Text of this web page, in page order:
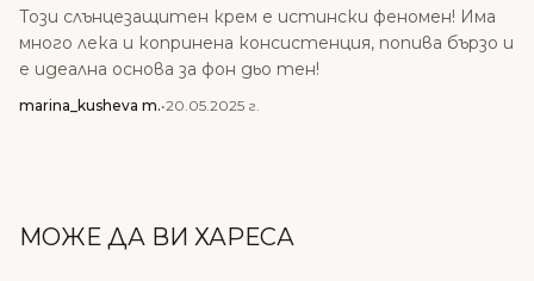
Този слънцезащитен крем е истински феномен! Има
много лека и копринена консистенция, попива бързо и
е идеална основа за фон дьо тен!
marina_kusheva m.•20.05.2025 г.
МОЖЕ ДА ВИ ХАРЕСА